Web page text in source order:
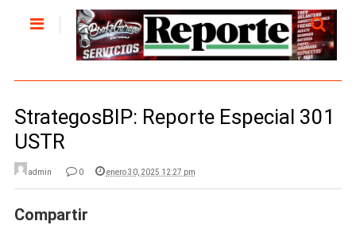
StrategosBIP: Reporte Especial 301
USTR
admin 0 enero 30, 2025 12:27 pm
Compartir